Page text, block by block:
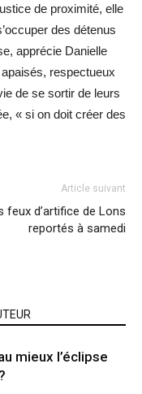
de proximité, elle
des détenus
apprécie Danielle
respectueux
de se sortir de leurs
« si on doit créer des
Article suivant
feux d’artifice de Lons
reportés à samedi
mieux l’éclipse